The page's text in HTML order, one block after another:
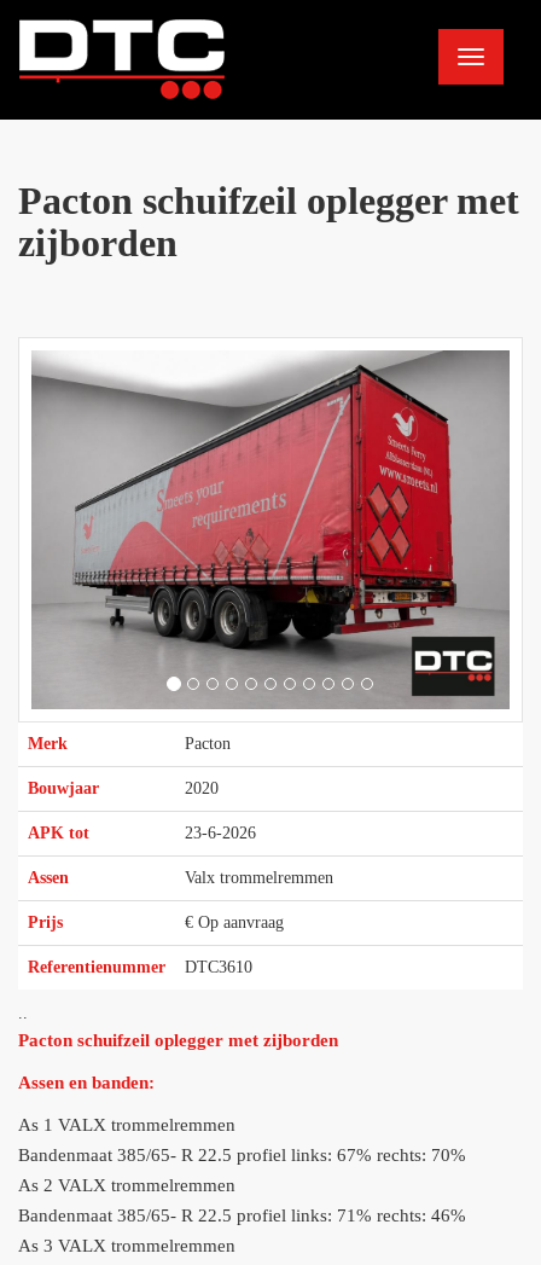
Toggle
navigation
Pacton schuifzeil oplegger met
zijborden
Merk Pacton
Bouwjaar 2020
APK tot 23-6-2026
Assen Valx trommelremmen
Prijs € Op aanvraag
Referentienummer DTC3610
..
Pacton schuifzeil oplegger met zijborden
Assen en banden:
As 1 VALX trommelremmen
Bandenmaat 385/65- R 22.5 profiel links: 67% rechts: 70%
As 2 VALX trommelremmen
Bandenmaat 385/65- R 22.5 profiel links: 71% rechts: 46%
As 3 VALX trommelremmen